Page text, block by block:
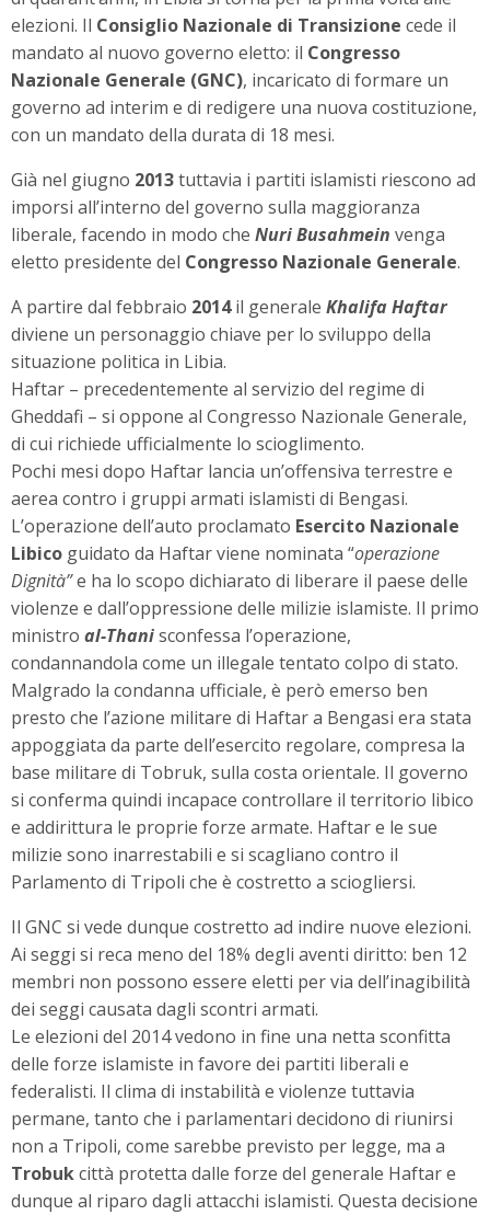
elezioni. Il Consiglio Nazionale di Transizione cede il
mandato al nuovo governo eletto: il Congresso
Nazionale Generale (GNC), incaricato di formare un
governo ad interim e di redigere una nuova costituzione,
con un mandato della durata di 18 mesi.
Già nel giugno 2013tuttavia i partiti islamisti riescono ad
imporsi all’interno del governo sulla maggioranza
liberale, facendo in modo che Nuri Busahmein venga
eletto presidente del Congresso Nazionale Generale.
A partire dal febbraio 2014il generale Khalifa Haftar
diviene un personaggio chiave per lo sviluppo della
situazione politica in Libia.
Haftar – precedentemente al servizio del regime di
Gheddafi – si oppone al Congresso Nazionale Generale,
di cui richiede ufficialmente lo scioglimento.
Pochi mesi dopo Haftar lancia un’offensiva terrestre e
aerea contro i gruppi armati islamisti di Bengasi.
L’operazione dell’auto proclamato Esercito Nazionale
Libico guidato da Haftar viene nominata “operazione
Dignità”e ha lo scopo dichiarato di liberare il paese delle
violenze e dall’oppressione delle milizie islamiste. Il primo
ministro al-Thanisconfessa l’operazione,
condannandola come un illegale tentato colpo di stato.
Malgrado la condanna ufficiale, è però emerso ben
presto che l’azione militare di Haftar a Bengasi era stata
appoggiata da parte dell’esercito regolare, compresa la
base militare di Tobruk, sulla costa orientale. Il governo
si conferma quindi incapace controllare il territorio libico
e addirittura le proprie forze armate. Haftar e le sue
milizie sono inarrestabili e si scagliano contro il
Parlamento di Tripoli che è costretto a sciogliersi.
Il GNC si vede dunque costretto ad indire nuove elezioni.
Ai seggi si reca meno del 18% degli aventi diritto: ben 12
membri non possono essere eletti per via dell’inagibilità
dei seggi causata dagli scontri armati.
Le elezioni del 2014 vedono in fine una netta sconfitta
delle forze islamiste in favore dei partiti liberali e
federalisti. Il clima di instabilità e violenze tuttavia
permane, tanto che i parlamentari decidono di riunirsi
non a Tripoli, come sarebbe previsto per legge, ma a
Trobukcittà protetta dalle forze del generale Haftar e
dunque al riparo dagli attacchi islamisti. Questa decisione